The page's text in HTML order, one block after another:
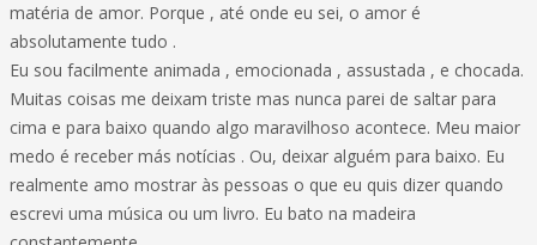
matéria de amor. Porque , até onde eu sei, o amor é
absolutamente tudo .
Eu sou facilmente animada , emocionada , assustada , e chocada.
Muitas coisas me deixam triste mas nunca parei de saltar para
cima e para baixo quando algo maravilhoso acontece. Meu maior
medo é receber más notícias . Ou, deixar alguém para baixo. Eu
realmente amo mostrar às pessoas o que eu quis dizer quando
escrevi uma música ou um livro. Eu bato na madeira